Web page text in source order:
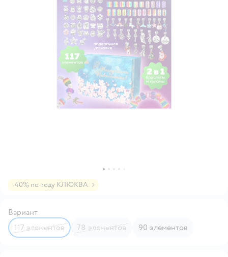
-40% по коду КЛЮКВА
Вариант
117 элементов
78 элементов 90 элементов